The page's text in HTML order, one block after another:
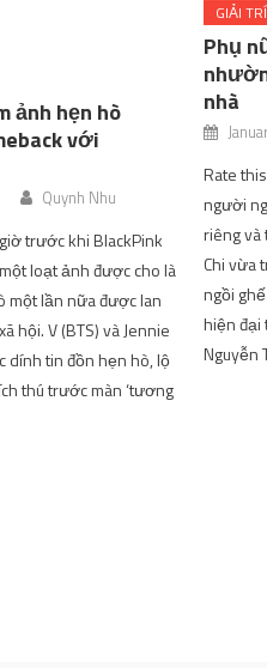
ảnh hẹn hò
với
Quynh Nhu
trước khi BlackPink
loạt ảnh được cho là
một lần nữa được lan
hội. V (BTS) và Jennie
dính tin đồn hẹn hò, lộ
thú trước màn ‘tương
GIẢI TRÍ
Phụ
nhà
Rate
người
riêng và
Chi vừa
ngồi
hiện đại
Nguyễn